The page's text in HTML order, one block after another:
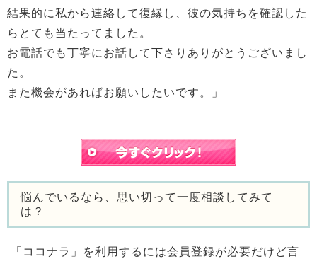
結果的に私から連絡して復縁し、彼の気持ちを確認した
らとても当たってました。
お電話でも丁寧にお話して下さりありがとうございまし
た。
また機会があればお願いしたいです。」
悩んでいるなら、思い切って一度相談してみて
は？
「ココナラ」を利用するには会員登録が必要だけど言